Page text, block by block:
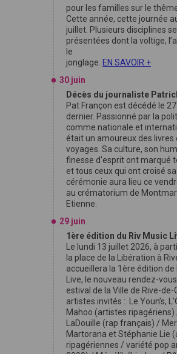
pour les familles sur le
Cette année, cette journée
juillet. Plusieurs disciplines
présentées dont la voltige,
le
jonglage. EN SAVOIR +
30 juin
Décès du journaliste
Pat Françon est décédé le
dernier. Passionné par la
comme nationale et
était un amoureux des livres
voyages. Sa culture, son
finesse d'esprit ont marqué
et tous ceux qui ont croisé
cérémonie aura lieu ce
au crématorium de
Etienne.
29 juin
1ère édition du Riv Music
Le lundi 13 juillet 2026, à
la place de la Libération à
accueillera la 1ère édition de
Live, le nouveau rendez-
estival de la Ville de Rive-de-
artistes invités : Le Youn’s,
Mahoo (artistes ripagériens)
LaDouille (rap français) /
Martorana et Stéphanie Lie
ripagériennes / variété pop